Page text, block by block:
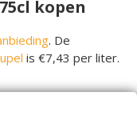
kopen
. De
is €7,43 per liter.